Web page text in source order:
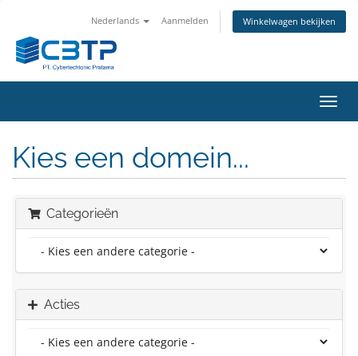
Nederlands Aanmelden Winkelwagen bekijken
in-/
Kies een domein...
Categorieën
Acties